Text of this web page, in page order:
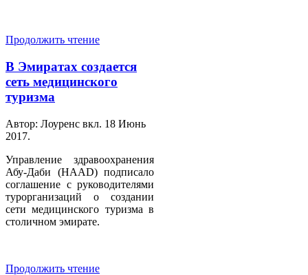
Продолжить чтение
В Эмиратах создается
сеть медицинского
туризма
Автор: Лоуренс вкл. 18 Июнь
2017.
Управление здравоохранения
Абу-Даби (HAAD) подписало
соглашение с руководителями
турорганизаций о создании
сети медицинского туризма в
столичном эмирате.
Продолжить чтение